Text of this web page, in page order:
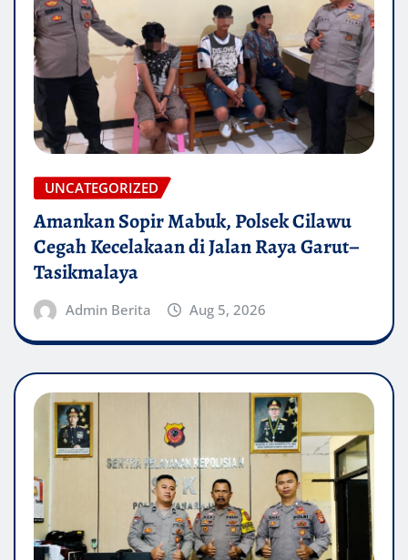
UNCATEGORIZED
Amankan Sopir Mabuk, Polsek Cilawu
Cegah Kecelakaan di Jalan Raya Garut–
Tasikmalaya
Admin Berita Aug 5, 2026